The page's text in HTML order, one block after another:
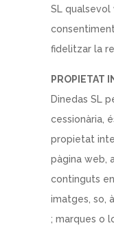
SL qualsevol
fidelitzar la
PROPIETAT
Dinedas SL
cessionària,
propietat
pàgina web,
continguts
imatges, so,
; marques o